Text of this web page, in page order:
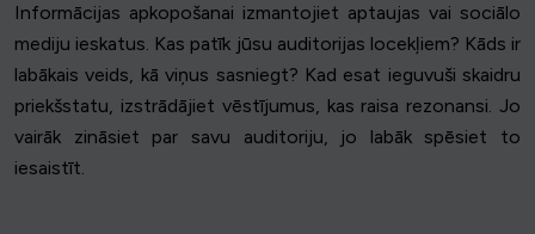
Informācijas apkopošanai izmantojiet aptaujas vai sociālo
mediju ieskatus. Kas patīk jūsu auditorijas locekļiem? Kāds ir
labākais veids, kā viņus sasniegt? Kad esat ieguvuši skaidru
priekšstatu, izstrādājiet vēstījumus, kas raisa rezonansi. Jo
vairāk zināsiet par savu auditoriju, jo labāk spēsiet to
iesaistīt.